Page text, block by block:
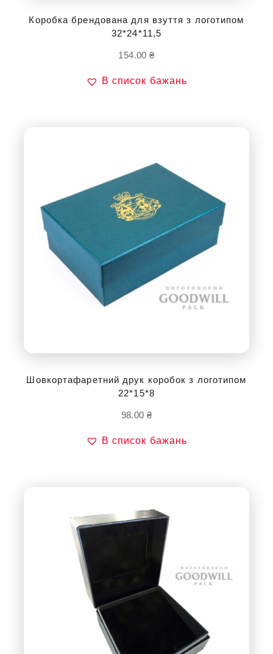
Коробка брендована для взуття з логотипом
32*24*11,5
154.00₴
В список бажань
Шовкортафаретний друк коробок з логотипом
22*15*8
98.00 ₴
В список бажань